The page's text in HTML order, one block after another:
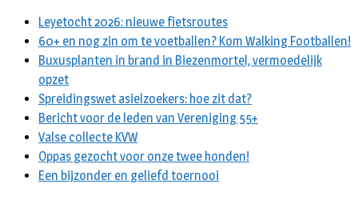
Leyetocht 2026: nieuwe fietsroutes
60+ en nog zin om te voetballen? Kom Walking Footballen!
Buxusplanten in brand in Biezenmortel, vermoedelijk
opzet
Spreidingswet asielzoekers: hoe zit dat?
Bericht voor de leden van Vereniging 55+
Valse collecte KVW
Oppas gezocht voor onze twee honden!
Een bijzonder en geliefd toernooi